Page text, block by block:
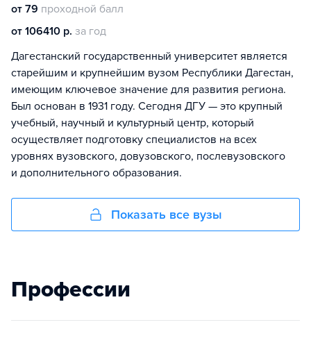
от 79 проходной балл
от 106410 р. за год
Дагестанский государственный университет является
старейшим и крупнейшим вузом Республики Дагестан,
имеющим ключевое значение для развития региона.
Был основан в 1931 году. Сегодня ДГУ — это крупный
учебный, научный и культурный центр, который
осуществляет подготовку специалистов на всех
уровнях вузовского, довузовского, послевузовского
и дополнительного образования.
Показать все вузы
Профессии